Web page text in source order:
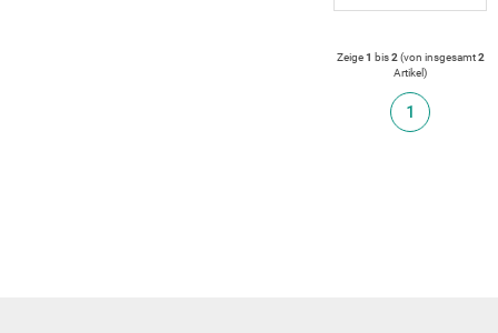
Zeige1 bis2(von insgesamt2
Artikel)
1